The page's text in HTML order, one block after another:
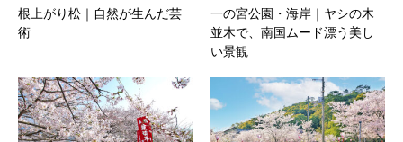
根上がり松｜自然が生んだ芸
術
一の宮公園・海岸｜ヤシの木
並木で、南国ムード漂う美し
い景観